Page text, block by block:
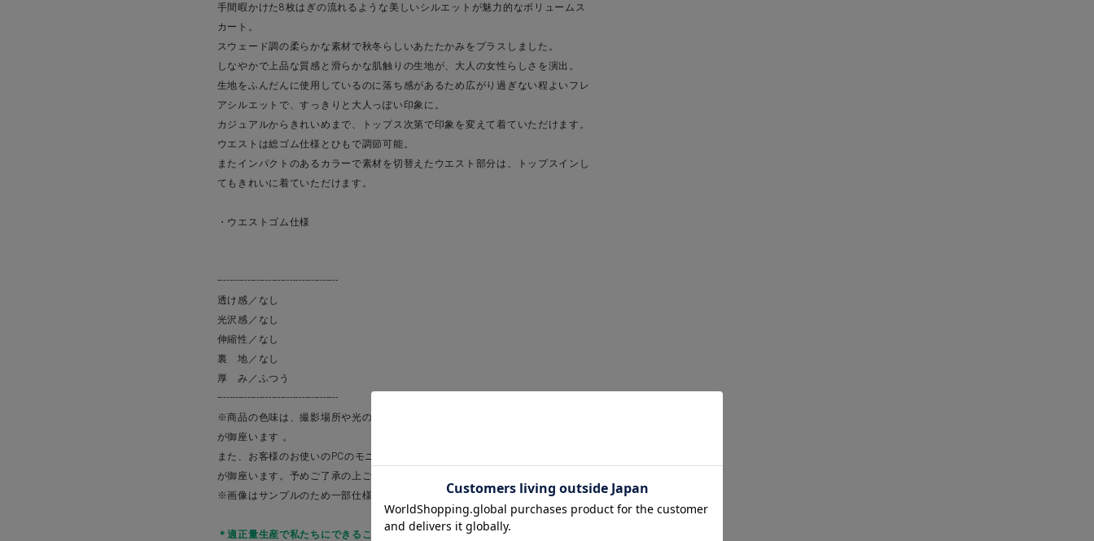
手間暇かけた8枚はぎの流れるような美しいシルエットが魅力的なボリュームス
カート。
スウェード調の柔らかな素材で秋冬らしいあたたかみをプラスしました。
しなやかで上品な質感と滑らかな肌触りの生地が、大人の女性らしさを演出。
生地をふんだんに使用しているのに落ち感があるため広がり過ぎない程よいフレ
アシルエットで、すっきりと大人っぽい印象に。
カジュアルからきれいめまで、トップス次第で印象を変えて着ていただけます。
ウエストは総ゴム仕様とひもで調節可能。
またインパクトのあるカラーで素材を切替えたウエスト部分は、トップスインし
てもきれいに着ていただけます。
・ウエストゴム仕様
----------------------------------------
透け感／なし
光沢感／なし
伸縮性／なし
裏 地／なし
厚 み／ふつう
----------------------------------------
※商品の色味は、撮影場所や光のあたり具合などにより色味が違って見える場合
が御座います 。
また、お客様のお使いのPCのモニター環境などにより色味が違って見える場合
が御座います。予めご了承の上ご注文下さい。
※画像はサンプルのため一部仕様が変更になる場合がございます。
＊適正量生産で私たちにできることからサスティナブルに取り組んでいます＊